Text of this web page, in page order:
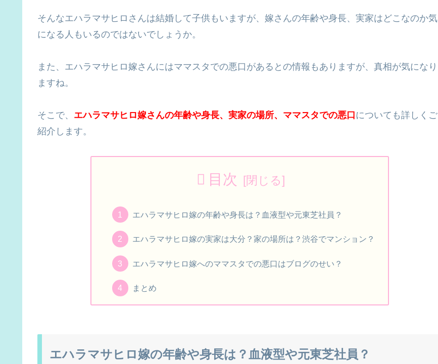
そんなエハラマサヒロさんは結婚して子供もいますが、嫁さんの年齢や身長、実家はどこなのか気
になる人もいるのではないでしょうか。
また、エハラマサヒロ嫁さんにはママスタでの悪口があるとの情報もありますが、真相が気になり
ますね。
そこで、 エハラマサヒロ嫁さんの年齢や身長、実家の場所、ママスタでの悪口 についても詳しくご
紹介します。
目次
エハラマサヒロ嫁の年齢や身長は？血液型や元東芝社員？
エハラマサヒロ嫁の実家は大分？家の場所は？渋谷でマンション？
エハラマサヒロ嫁へのママスタでの悪口はブログのせい？
まとめ
エハラマサヒロ嫁の年齢や身長は？血液型や元東芝社員？